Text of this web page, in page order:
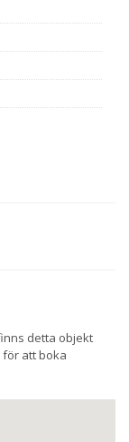
detta objekt
att boka